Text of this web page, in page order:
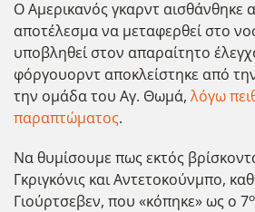
Ο Αμερικανός γκαρντ αισθάνθηκε
αποτέλεσμα να μεταφερθεί στο
υποβληθεί στον απαραίτητο
φόργουορντ αποκλείστηκε από
την ομάδα του Αγ. Θωμά, λόγω
παραπτώματος.
Να θυμίσουμε πως εκτός
Γκριγκόνις και Αντετοκούνμπο,
Γιούρτσεβεν, που «κόπηκε» ως ο 7